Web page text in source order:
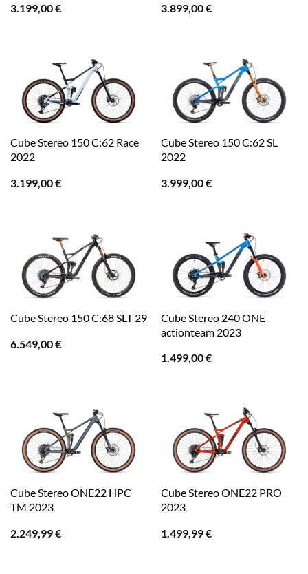
3.199,00€
3.899,00€
Cube Stereo 150 C:62 Race
2022
3.199,00€
Cube Stereo 150 C:62 SL
2022
3.999,00€
Cube Stereo 150 C:68 SLT 29
6.549,00€
Cube Stereo 240 ONE
actionteam 2023
1.499,00€
Cube Stereo ONE22 HPC
TM 2023
2.249,99€
Cube Stereo ONE22 PRO
2023
1.499,99€